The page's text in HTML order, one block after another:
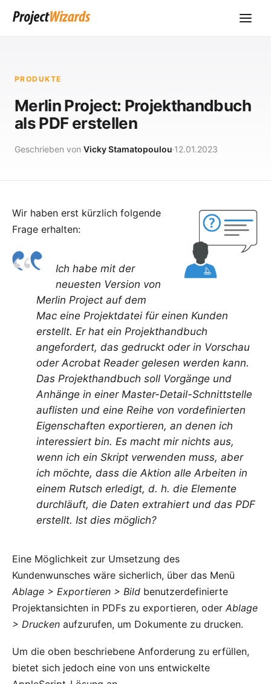
PRODUKTE
Merlin Project: Projekthandbuch
als PDF erstellen
Geschrieben von Vicky Stamatopoulou 12.01.2023
Wir haben erst kürzlich folgende
Frage erhalten:
Ich habe mit der
neuesten Version von
Merlin Project auf dem
Mac eine Projektdatei für einen Kunden
erstellt. Er hat ein Projekthandbuch
angefordert, das gedruckt oder in Vorschau
oder Acrobat Reader gelesen werden kann.
Das Projekthandbuch soll Vorgänge und
Anhänge in einer Master-Detail-Schnittstelle
auflisten und eine Reihe von vordefinierten
Eigenschaften exportieren, an denen ich
interessiert bin. Es macht mir nichts aus,
wenn ich ein Skript verwenden muss, aber
ich möchte, dass die Aktion alle Arbeiten in
einem Rutsch erledigt, d. h. die Elemente
durchläuft, die Daten extrahiert und das PDF
erstellt. Ist dies möglich?
Eine Möglichkeit zur Umsetzung des
Kundenwunsches wäre sicherlich, über das Menü
Ablage > Exportieren > Bild benutzerdefinierte
Projektansichten in PDFs zu exportieren, oder Ablage
> Drucken aufzurufen, um Dokumente zu drucken.
Um die oben beschriebene Anforderung zu erfüllen,
bietet sich jedoch eine von uns entwickelte